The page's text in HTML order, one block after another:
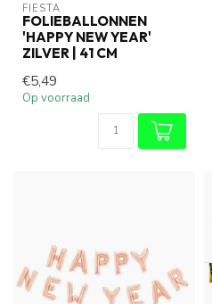
FIESTA
FOLIEBALLONNEN
'HAPPY NEW YEAR'
ZILVER | 41 CM
€5,49
Op voorraad